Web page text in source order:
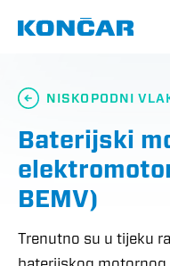
navigacija
(mobile)
NISKOPODNI
Baterijski
BEMV)
Trenutno su u tijeku